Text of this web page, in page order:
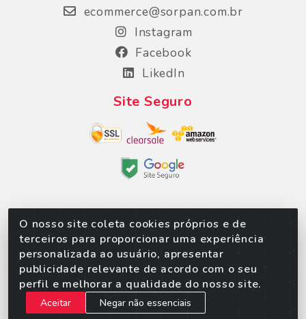
O nosso site coleta cookies próprios e de
terceiros para proporcionar uma experiência
personalizada ao usuário, apresentar
publicidade relevante de acordo com o seu
perfil e melhorar a qualidade do nosso site.
Aceitar
Negar não essenciais
ecommerce@sorpan.com.br
Instagram
Facebook
LikedIn
Site Seguro
Sorpan - Rodovia dos Imigrantes, Lote 06, São
Matheus, Várzea Grande/MT – CEP 78152-135 -
CNPJ 02.623.537/0010-24